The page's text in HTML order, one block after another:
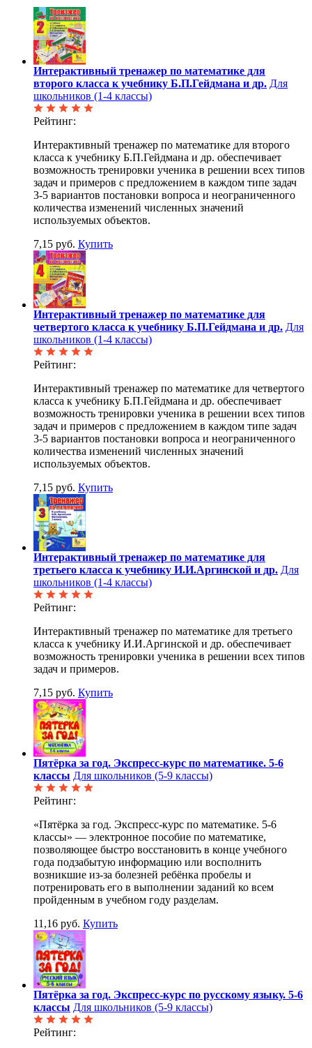
Интерактивный тренажер по математике для
второго класса к учебнику Б.П.Гейдмана и др. Для
школьников (1-4 классы)
Рейтинг:
Интерактивный тренажер по математике для второго
класса к учебнику Б.П.Гейдмана и др. обеспечивает
возможность тренировки ученика в решении всех типов
задач и примеров с предложением в каждом типе задач
3-5 вариантов постановки вопроса и неограниченного
количества изменений численных значений
используемых объектов.
7,15 руб. Купить
Интерактивный тренажер по математике для
четвертого класса к учебнику Б.П.Гейдмана и др. Для
школьников (1-4 классы)
Рейтинг:
Интерактивный тренажер по математике для четвертого
класса к учебнику Б.П.Гейдмана и др. обеспечивает
возможность тренировки ученика в решении всех типов
задач и примеров с предложением в каждом типе задач
3-5 вариантов постановки вопроса и неограниченного
количества изменений численных значений
используемых объектов.
7,15 руб. Купить
Интерактивный тренажер по математике для
третьего класса к учебнику И.И.Аргинской и др. Для
школьников (1-4 классы)
Рейтинг:
Интерактивный тренажер по математике для третьего
класса к учебнику И.И.Аргинской и др. обеспечивает
возможность тренировки ученика в решении всех типов
задач и примеров.
7,15 руб. Купить
Пятёрка за год. Экспресс-курс по математике. 5-6
классы Для школьников (5-9 классы)
Рейтинг:
«Пятёрка за год. Экспресс-курс по математике. 5-6
классы» — электронное пособие по математике,
позволяющее быстро восстановить в конце учебного
года подзабытую информацию или восполнить
возникшие из-за болезней ребёнка пробелы и
потренировать его в выполнении заданий ко всем
пройденным в учебном году разделам.
11,16 руб. Купить
Пятёрка за год. Экспресс-курс по русскому языку. 5-6
классы Для школьников (5-9 классы)
Рейтинг: